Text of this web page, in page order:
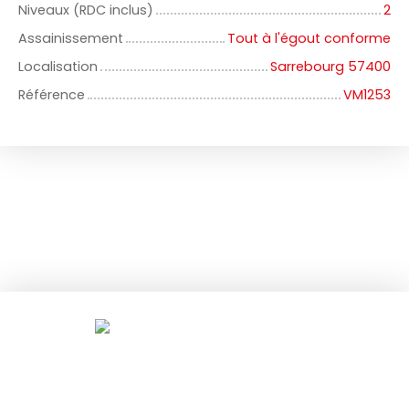
Niveaux (RDC inclus)
2
Assainissement
Tout à l'égout conforme
Localisation
Sarrebourg 57400
Référence
VM1253